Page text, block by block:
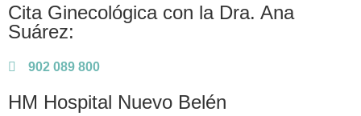
Cita Ginecológica con la Dra. Ana
Suárez:
902 089 800
HM Hospital Nuevo Belén